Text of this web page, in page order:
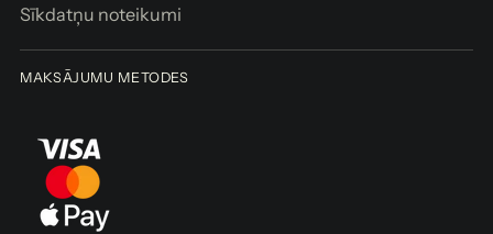
Sīkdatņu noteikumi
MAKSĀJUMU METODES